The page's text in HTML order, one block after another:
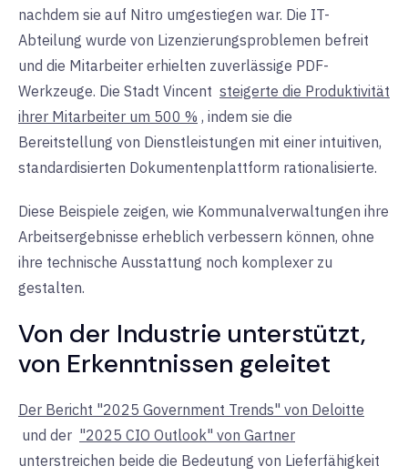
nachdem sie auf Nitro umgestiegen war. Die IT-
Abteilung wurde von Lizenzierungsproblemen befreit
und die Mitarbeiter erhielten zuverlässige PDF-
Werkzeuge. Die Stadt Vincent steigerte die Produktivität
ihrer Mitarbeiter um 500 % , indem sie die
Bereitstellung von Dienstleistungen mit einer intuitiven,
standardisierten Dokumentenplattform rationalisierte.
Diese Beispiele zeigen, wie Kommunalverwaltungen ihre
Arbeitsergebnisse erheblich verbessern können, ohne
ihre technische Ausstattung noch komplexer zu
gestalten.
Von der Industrie unterstützt,
von Erkenntnissen geleitet
Der Bericht "2025 Government Trends" von Deloitte
und der "2025 CIO Outlook" von Gartner
unterstreichen beide die Bedeutung von Lieferfähigkeit